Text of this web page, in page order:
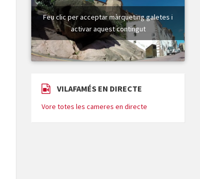
Feu clic per acceptar màrqueting galetes i
activar aquest contingut
VILAFAMÉS EN DIRECTE
Vore totes les cameres en directe